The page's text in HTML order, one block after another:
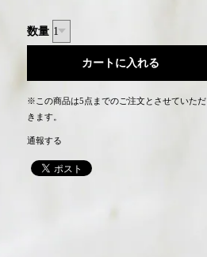
数量
※この商品は5点までのご注文とさせていただ
きます。
通報する